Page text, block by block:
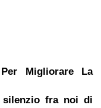
Migliorare La
silenzio fra noi di